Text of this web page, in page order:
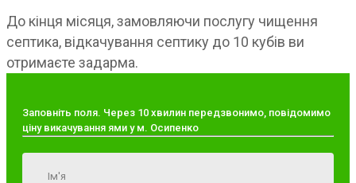
До кінця місяця, замовляючи послугу чищення
септика, відкачування септику до 10 кубів ви
отримаєте задарма.
Заповніть поля. Через 10 хвилин передзвонимо, повідомимо
ціну викачування ями у м. Осипенко